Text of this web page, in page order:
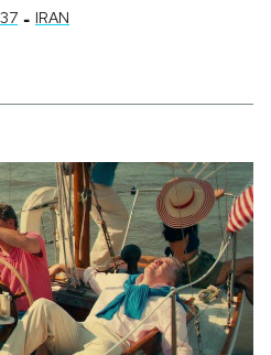
- IRAN